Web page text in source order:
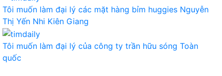
Tôi muốn làm đại lý các mặt hàng bỉm huggies Nguyễn
Thị Yến Nhi Kiên Giang
Tôi muốn làm đại lý của công ty trần hữu sóng Toàn
quốc